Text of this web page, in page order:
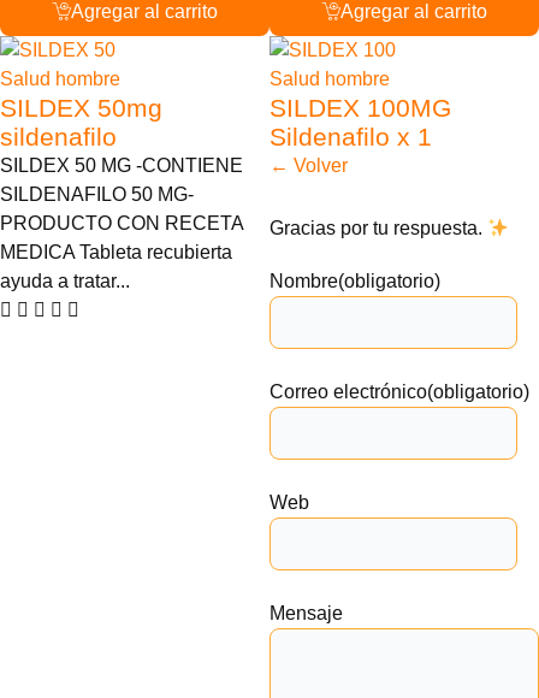
Agregar al carrito Agregar al carrito
40% Descuento
Salud hombre
SILDEX 50mg
sildenafilo
SILDEX 50 MG -CONTIENE
SILDENAFILO 50 MG-
PRODUCTO CON RECETA
MEDICA Tableta recubierta
ayuda a tratar...
30% Descuento
Salud hombre
SILDEX 100MG
Sildenafilo x 1
← Volver
Gracias por tu respuesta.
Nombre(obligatorio)
Correo electrónico(obligatorio)
Web
Mensaje